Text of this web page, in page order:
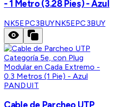
- 1 Metro (3.28 Pies) - Azul
NK5EPC3BUYNK5EPC3BUY
PANDUIT
Cable de Parcheo UTP